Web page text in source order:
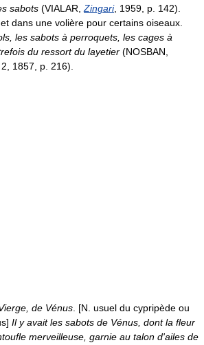
sabots (VIALAR, Zingari, 1959, p. 142).
dans une volière pour certains oiseaux.
les sabots à perroquets, les cages à
du ressort du layetier (NOSBAN,
2, 1857, p. 216).
de Vénus . [N. usuel du cypripède ou
Il y avait les sabots de Vénus, dont la fleur
merveilleuse, garnie au talon d'ailes de